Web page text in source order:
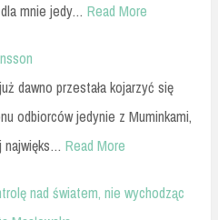
mnie jedy… Read More
dawno przestała kojarzyć się
odbiorców jedynie z Muminkami,
najwięks… Read More
nad światem, nie wychodząc